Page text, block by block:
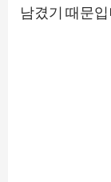
남겼기 때문